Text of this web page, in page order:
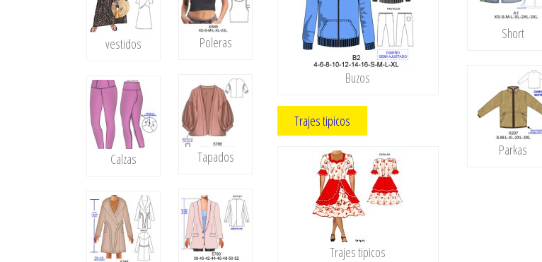
vestidos
Calzas
Poleras
Tapados
Buzos
Trajes tipicos
Trajes tipicos
Short
Parkas